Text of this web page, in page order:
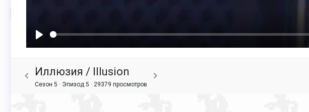
Иллюзия / Illusion
Сезон 5 · Эпизод 5 · 29379 просмотров